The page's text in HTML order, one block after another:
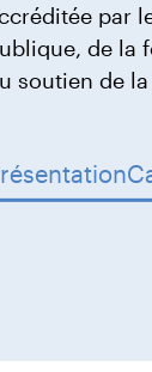
par
de la
soutien de